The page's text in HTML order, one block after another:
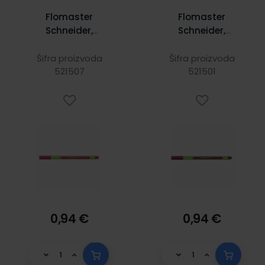
Flomaster
Schneider,
0,4 mm, boja
ciklame
Šifra proizvoda
521507
0,94 €
Flomaster
Schneider,
0,4 mm, bordo
Šifra proizvoda
521501
0,94 €